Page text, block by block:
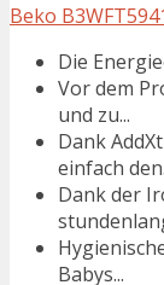
Beko
Die
Vor dem
und zu...
Dank
einfach
Dank der
Babys...